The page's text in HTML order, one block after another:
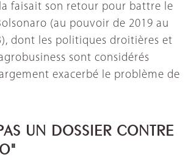
faisait son retour pour battre le
(au pouvoir de 2019 au
dont les politiques droitières et
sont considérés
exacerbé le problème de
UN DOSSIER CONTRE